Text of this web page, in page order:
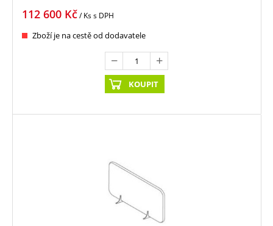
112 600 Kč/ Kss DPH
Zboží je na cestě od dodavatele
KOUPIT